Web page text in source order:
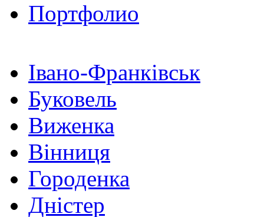
Портфолио
Івано-Франківськ
Буковель
Виженка
Вінниця
Городенка
Дністер